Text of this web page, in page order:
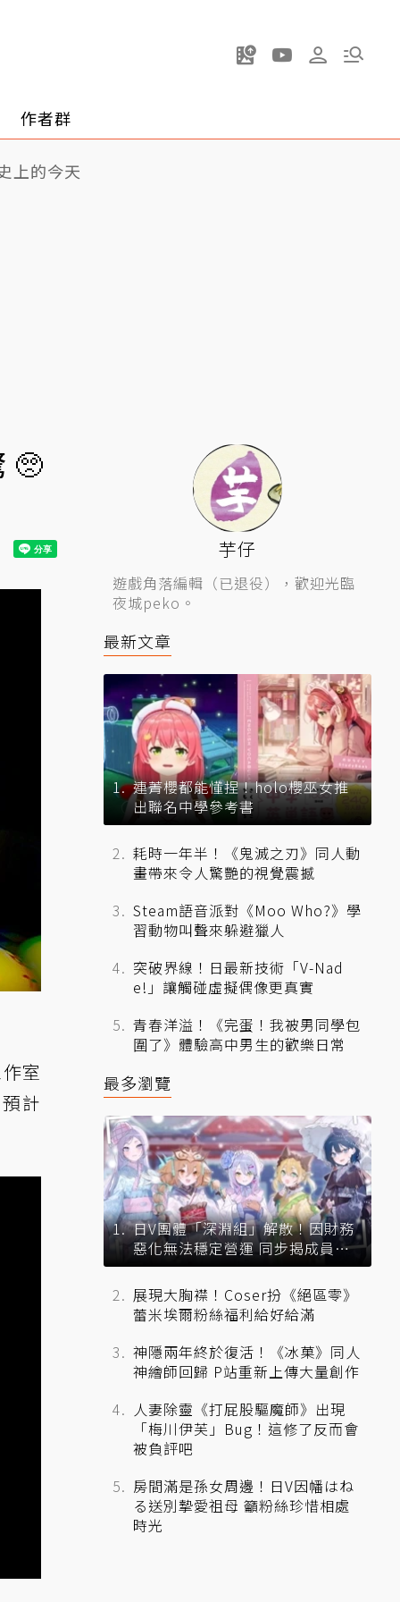
作者群
上的今天
🥺
室
計
芋仔
遊戲角落編輯（已退役），歡迎光臨
夜城peko。
最新文章
連菁櫻都能懂捏！holo櫻巫女推
出聯名中學參考書
耗時一年半！《鬼滅之刃》同人動
畫帶來令人驚艷的視覺震撼
Steam語音派對《Moo Who?》學
習動物叫聲來躲避獵人
突破界線！日最新技術「V-Nad
e!」讓觸碰虛擬偶像更真實
青春洋溢！《完蛋！我被男同學包
圍了》體驗高中男生的歡樂日常
最多瀏覽
日V團體「深淵組」解散！因財務
惡化無法穩定營運 同步揭成員未
來去向
展現大胸襟！Coser扮《絕區零》
蕾米埃爾粉絲福利給好給滿
神隱兩年終於復活！《冰菓》同人
神繪師回歸 P站重新上傳大量創作
人妻除靈《打屁股驅魔師》出現
「梅川伊芙」Bug！這修了反而會
被負評吧
房間滿是孫女周邊！日V因幡はね
る送別摯愛祖母 籲粉絲珍惜相處
時光